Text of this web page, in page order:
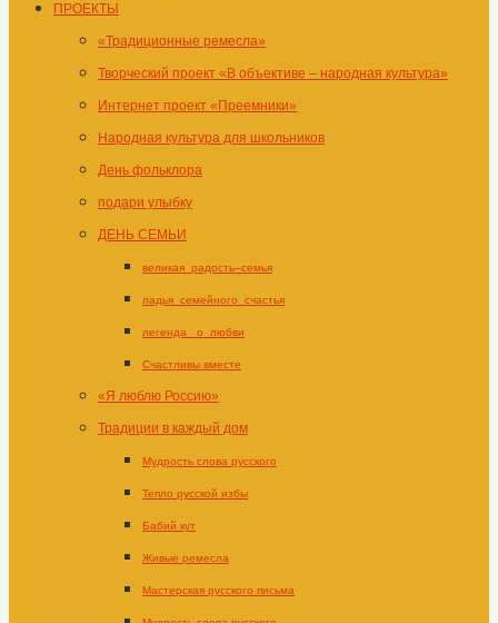
ПРОЕКТЫ
«Традиционные ремесла»
Творческий проект «В объективе – народная культура»
Интернет проект «Преемники»
Народная культура для школьников
День фольклора
подари улыбку
ДЕНЬ СЕМЬИ
великая_радость–семья
ладья_семейного_счастья
легенда _о_любви
Счастливы вместе
«Я люблю Россию»
Традиции в каждый дом
Мудрость слова русского
Тепло русской избы
Бабий кут
Живые ремесла
Мастерская русского письма